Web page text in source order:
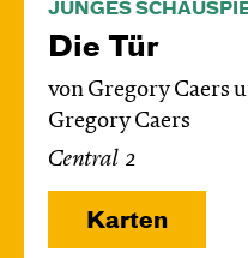
JUNGES
Die Tür
von Gregory Caers
Gregory Caers
Central 2
Karten